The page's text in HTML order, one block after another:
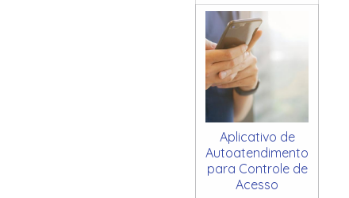
Aplicativo de
Autoatendimento
para Controle de
Acesso